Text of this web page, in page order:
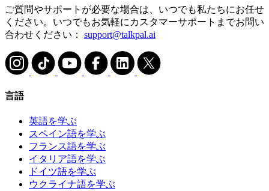
ご質問やサポートが必要な場合は、いつでも私たちにお任せ
ください。いつでもお気軽にカスタマーサポートまでお問い
合わせください： support@talkpal.ai
言語
英語を学ぶ
スペイン語を学ぶ
フランス語を学ぶ
イタリア語を学ぶ
ドイツ語を学ぶ
ウクライナ語を学ぶ